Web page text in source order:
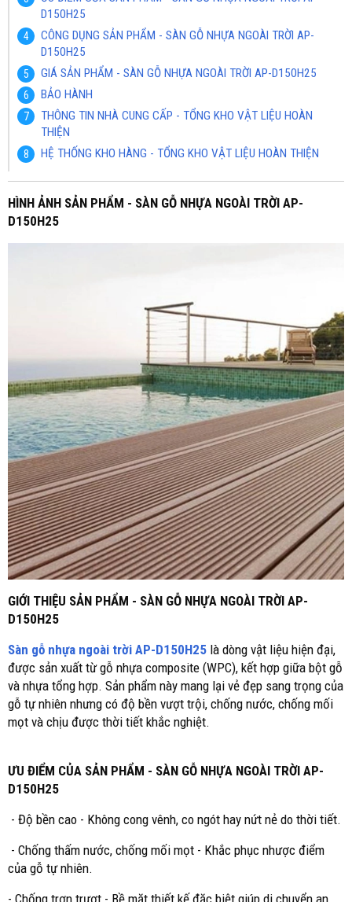
D150H25
CÔNG DỤNG SẢN PHẨM - SÀN GỖ NHỰA NGOÀI TRỜI AP-
D150H25
GIÁ SẢN PHẨM - SÀN GỖ NHỰA NGOÀI TRỜI AP-D150H25
BẢO HÀNH
THÔNG TIN NHÀ CUNG CẤP - TỔNG KHO VẬT LIỆU HOÀN
THIỆN
HỆ THỐNG KHO HÀNG - TỔNG KHO VẬT LIỆU HOÀN THIỆN
HÌNH ẢNH SẢN PHẨM - SÀN GỖ NHỰA NGOÀI TRỜI AP-
D150H25
GIỚI THIỆU SẢN PHẨM - SÀN GỖ NHỰA NGOÀI TRỜI AP-
D150H25
Sàn gỗ nhựa ngoài trời AP-D150H25 là dòng vật liệu hiện đại,
được sản xuất từ gỗ nhựa composite (WPC), kết hợp giữa bột gỗ
và nhựa tổng hợp. Sản phẩm này mang lại vẻ đẹp sang trọng của
gỗ tự nhiên nhưng có độ bền vượt trội, chống nước, chống mối
mọt và chịu được thời tiết khắc nghiệt.
ƯU ĐIỂM CỦA SẢN PHẨM - SÀN GỖ NHỰA NGOÀI TRỜI AP-
D150H25
- Độ bền cao - Không cong vênh, co ngót hay nứt nẻ do thời tiết.
- Chống thấm nước, chống mối mọt - Khắc phục nhược điểm
của gỗ tự nhiên.
- Chống trơn trượt - Bề mặt thiết kế đặc biệt giúp di chuyển an